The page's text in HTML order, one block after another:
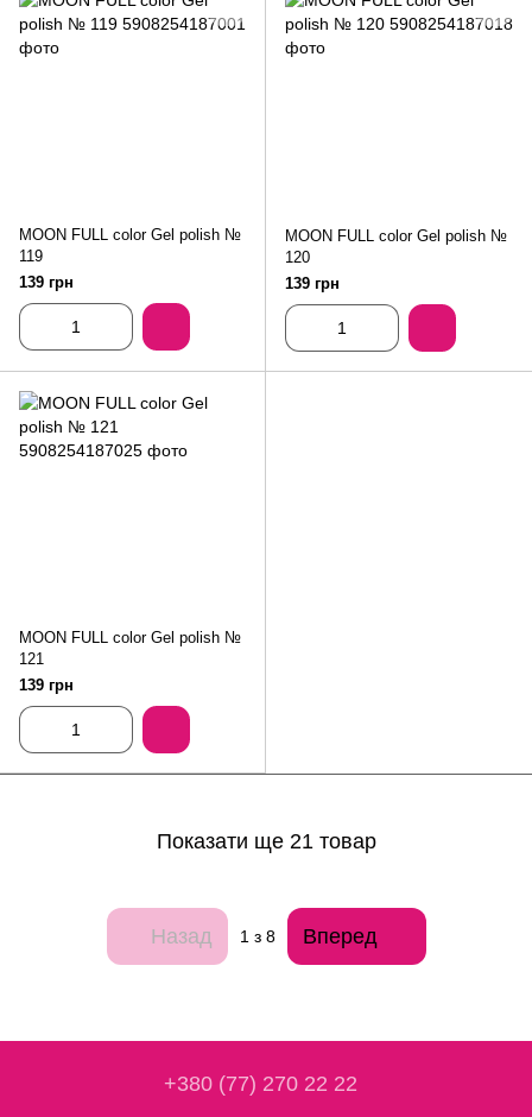
MOON FULL color Gel polish №
119
139 грн
MOON FULL color Gel polish №
120
139 грн
MOON FULL color Gel polish №
121
139 грн
Показати ще 21 товар
Назад 1 з 8 Вперед
+380 (77) 270 22 22